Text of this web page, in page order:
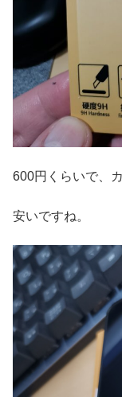
600円くらいで、
安いですね。